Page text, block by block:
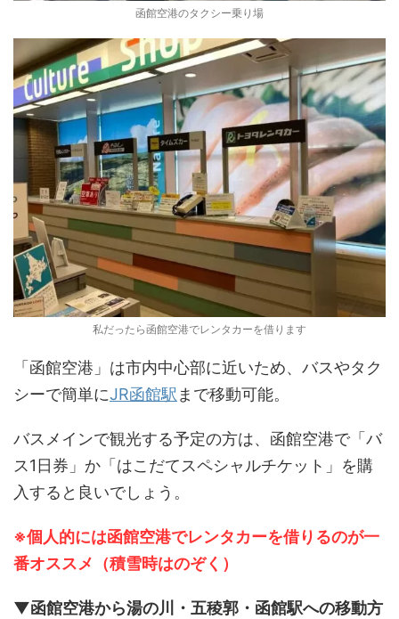
函館空港のタクシー乗り場
私だったら函館空港でレンタカーを借ります
「函館空港」は市内中心部に近いため、バスやタク
シーで簡単にJR函館駅まで移動可能。
バスメインで観光する予定の方は、函館空港で「バ
ス1日券」か「はこだてスペシャルチケット」を購
入すると良いでしょう。
※個人的には函館空港でレンタカーを借りるのが一
番オススメ（積雪時はのぞく）
▼函館空港から湯の川・五稜郭・函館駅への移動方